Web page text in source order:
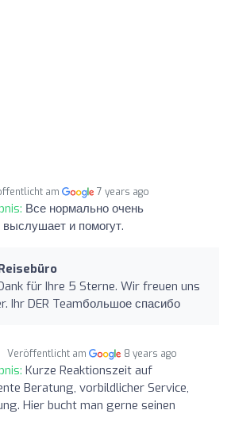
am 7 years ago
Все нормально очень
и помогут.
für Ihre 5 Sterne. Wir freuen uns
Ihr DER Teamбольшое спасибо
Veröffentlicht am 8 years ago
Kurze Reaktionszeit auf
Beratung, vorbildlicher Service,
Hier bucht man gerne seinen